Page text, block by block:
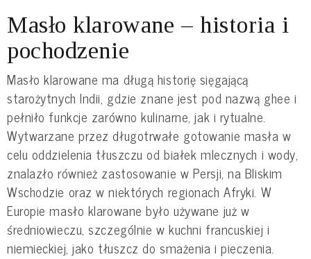
Masło klarowane – historia i
pochodzenie
Masło klarowane ma długą historię sięgającą
starożytnych Indii, gdzie znane jest pod nazwą ghee i
pełniło funkcje zarówno kulinarne, jak i rytualne.
Wytwarzane przez długotrwałe gotowanie masła w
celu oddzielenia tłuszczu od białek mlecznych i wody,
znalazło również zastosowanie w Persji, na Bliskim
Wschodzie oraz w niektórych regionach Afryki. W
Europie masło klarowane było używane już w
średniowieczu, szczególnie w kuchni francuskiej i
niemieckiej, jako tłuszcz do smażenia i pieczenia.